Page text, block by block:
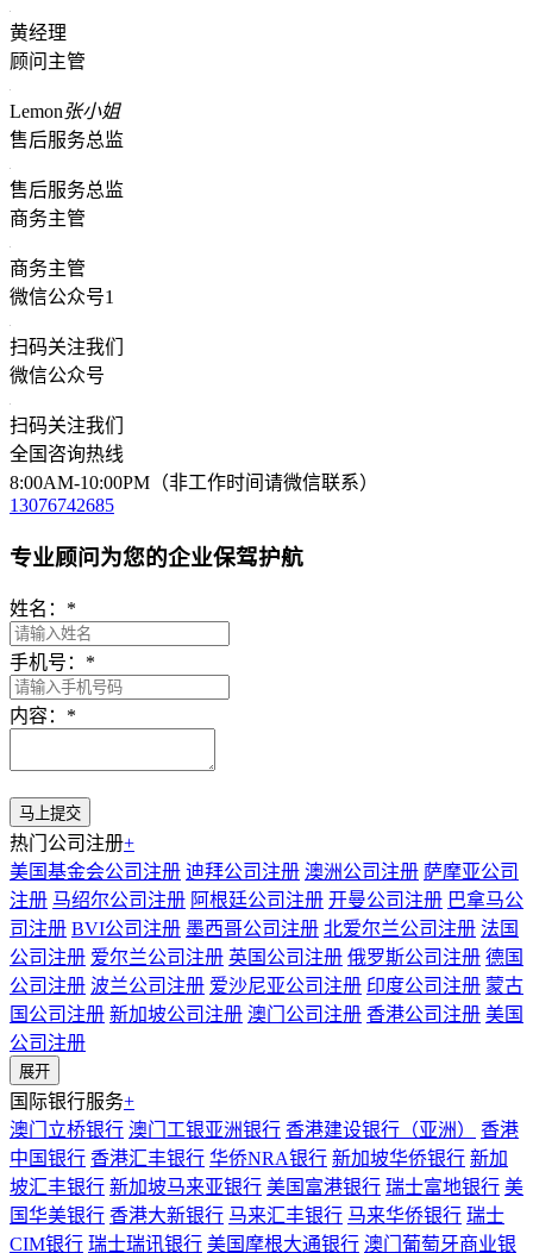
黄经理
顾问主管
Lemon张小姐
售后服务总监
售后服务总监
商务主管
商务主管
微信公众号1
扫码关注我们
微信公众号
扫码关注我们
全国咨询热线
8:00AM-10:00PM（非工作时间请微信联系）
13076742685
专业顾问为您的企业保驾护航
姓名： *
手机号： *
内容： *
热门公司注册+
美国基金会公司注册 迪拜公司注册 澳洲公司注册 萨摩亚公司
注册 马绍尔公司注册 阿根廷公司注册 开曼公司注册 巴拿马公
司注册 BVI公司注册 墨西哥公司注册 北爱尔兰公司注册 法国
公司注册 爱尔兰公司注册 英国公司注册 俄罗斯公司注册 德国
公司注册 波兰公司注册 爱沙尼亚公司注册 印度公司注册 蒙古
国公司注册 新加坡公司注册 澳门公司注册 香港公司注册 美国
公司注册
展开
国际银行服务+
澳门立桥银行 澳门工银亚洲银行 香港建设银行（亚洲）
香港
中国银行 香港汇丰银行 华侨NRA银行 新加坡华侨银行 新加
坡汇丰银行 新加坡马来亚银行 美国富港银行 瑞士富地银行 美
国华美银行 香港大新银行 马来汇丰银行 马来华侨银行 瑞士
CIM银行 瑞士瑞讯银行 美国摩根大通银行 澳门葡萄牙商业银